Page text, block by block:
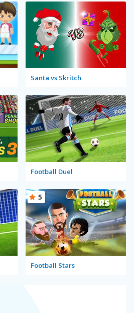
Santa vs Skritch
Football Duel
Football Stars
5